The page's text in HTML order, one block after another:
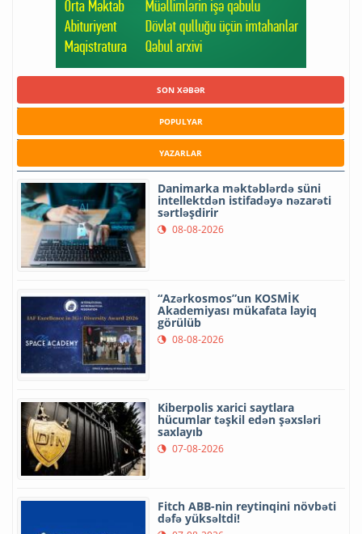
SON XƏBƏR
POPULYAR
YAZARLAR
Danimarka məktəblərdə süni
intellektdən istifadəyə nəzarəti
sərtləşdirir
08-08-2026
“Azərkosmos”un KOSMİK
Akademiyası mükafata layiq
görülüb
08-08-2026
Kiberpolis xarici saytlara
hücumlar təşkil edən şəxsləri
saxlayıb
07-08-2026
Fitch ABB-nin reytinqini növbəti
dəfə yüksəltdi!